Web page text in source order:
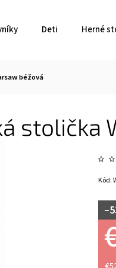
Deti Herné
béžová
stolička
Kód: